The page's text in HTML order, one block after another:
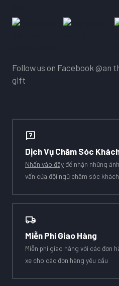
Follow us on Facebook @an
gift
Dịch Vụ Chăm Sóc
Nhấn vào đây để nhận những
vấn của đội ngũ chăm sóc
Miễn Phí Giao Hàng
Miễn phí giao hàng với các đơn
xe cho các đơn hàng yêu cầu